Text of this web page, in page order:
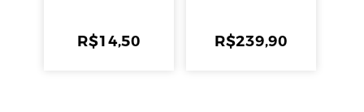
R$14,50 R$239,90